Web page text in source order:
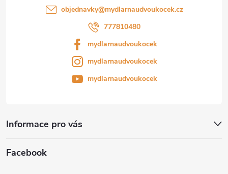
objednavky@mydlarnaudvoukocek.cz
777810480
mydlarnaudvoukocek
mydlarnaudvoukocek
mydlarnaudvoukocek
Informace pro vás
Facebook